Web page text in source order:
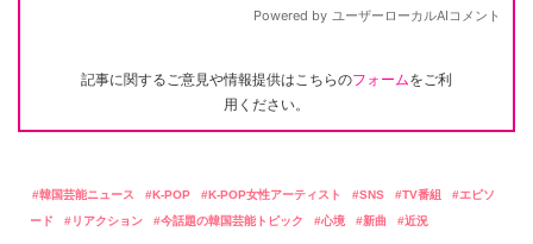
記事に関するご意見や情報提供はこちらのフォームをご利
用ください。
韓国芸能ニュース K-POP K-POP女性アーティスト SNS TV番組
エピソ
ード
リアクション 今話題の韓国芸能トピック 心境 新曲 近況